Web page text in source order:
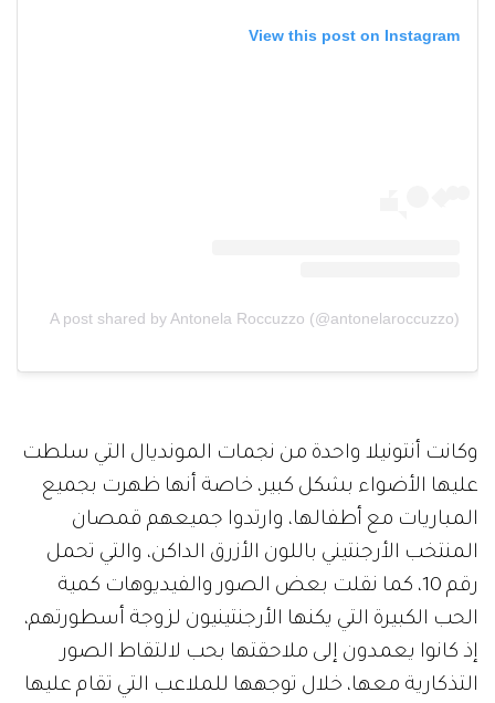
View this post on Instagram
A post shared by Antonela Roccuzzo (@antonelaroccuzzo)
وكانت أنتونيلا واحدة من نجمات المونديال التي سلطت
عليها الأضواء بشكل كبير، خاصة أنها ظهرت بجميع
المباريات مع أطفالها، وارتدوا جميعهم قمصان
المنتخب الأرجنتيني باللون الأزرق الداكن، والتي تحمل
رقم 10، كما نقلت بعض الصور والفيديوهات كمية
الحب الكبيرة التي يكنها الأرجنتينيون لزوجة أسطورتهم،
إذ كانوا يعمدون إلى ملاحقتها بحب لالتقاط الصور
التذكارية معها، خلال توجهها للملاعب التي تقام عليها